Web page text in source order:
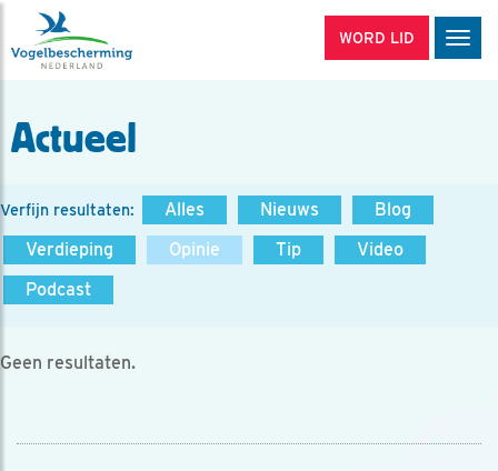
WORD LID
Actueel
Verfijn resultaten: Alles Nieuws
Blog
Verdieping
Opinie Tip
Video
Podcast
Geen resultaten.